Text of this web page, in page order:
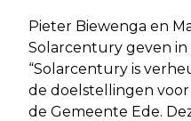
Pieter Biewenga en
Solarcentury geven in
“Solarcentury is
de doelstellingen
de Gemeente Ede.